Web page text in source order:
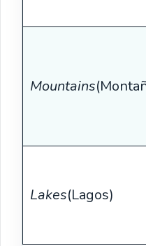
Mountains
Lakes(Lagos)